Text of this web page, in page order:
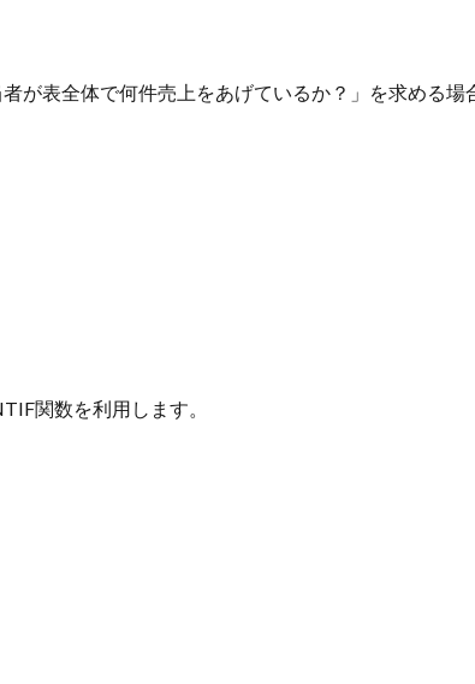
が表全体で何件売上をあげているか？」を求める場
関数を利用します。